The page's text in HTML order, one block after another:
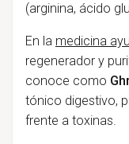
(arginina, ácido
En la medicina
regenerador y
conoce como
tónico digestivo,
frente a toxinas.